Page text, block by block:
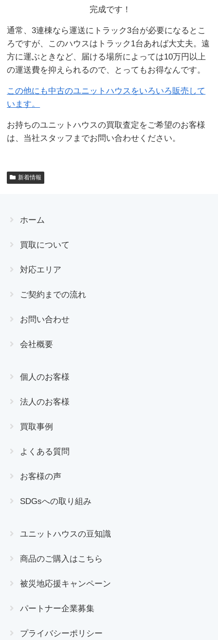
完成です！
通常、3連棟なら運送にトラック3台が必要になるとこ
ろですが、このハウスはトラック1台あれば大丈夫。遠
方に運ぶときなど、届ける場所によっては10万円以上
の運送費を抑えられるので、とってもお得なんです。
この他にも中古のユニットハウスをいろいろ販売して
います。
お持ちのユニットハウスの買取査定をご希望のお客様
は、当社スタッフまでお問い合わせください。
新着情報
ホーム
買取について
対応エリア
ご契約までの流れ
お問い合わせ
会社概要
個人のお客様
法人のお客様
買取事例
よくある質問
お客様の声
SDGsへの取り組み
ユニットハウスの豆知識
商品のご購入はこちら
被災地応援キャンペーン
パートナー企業募集
プライバシーポリシー